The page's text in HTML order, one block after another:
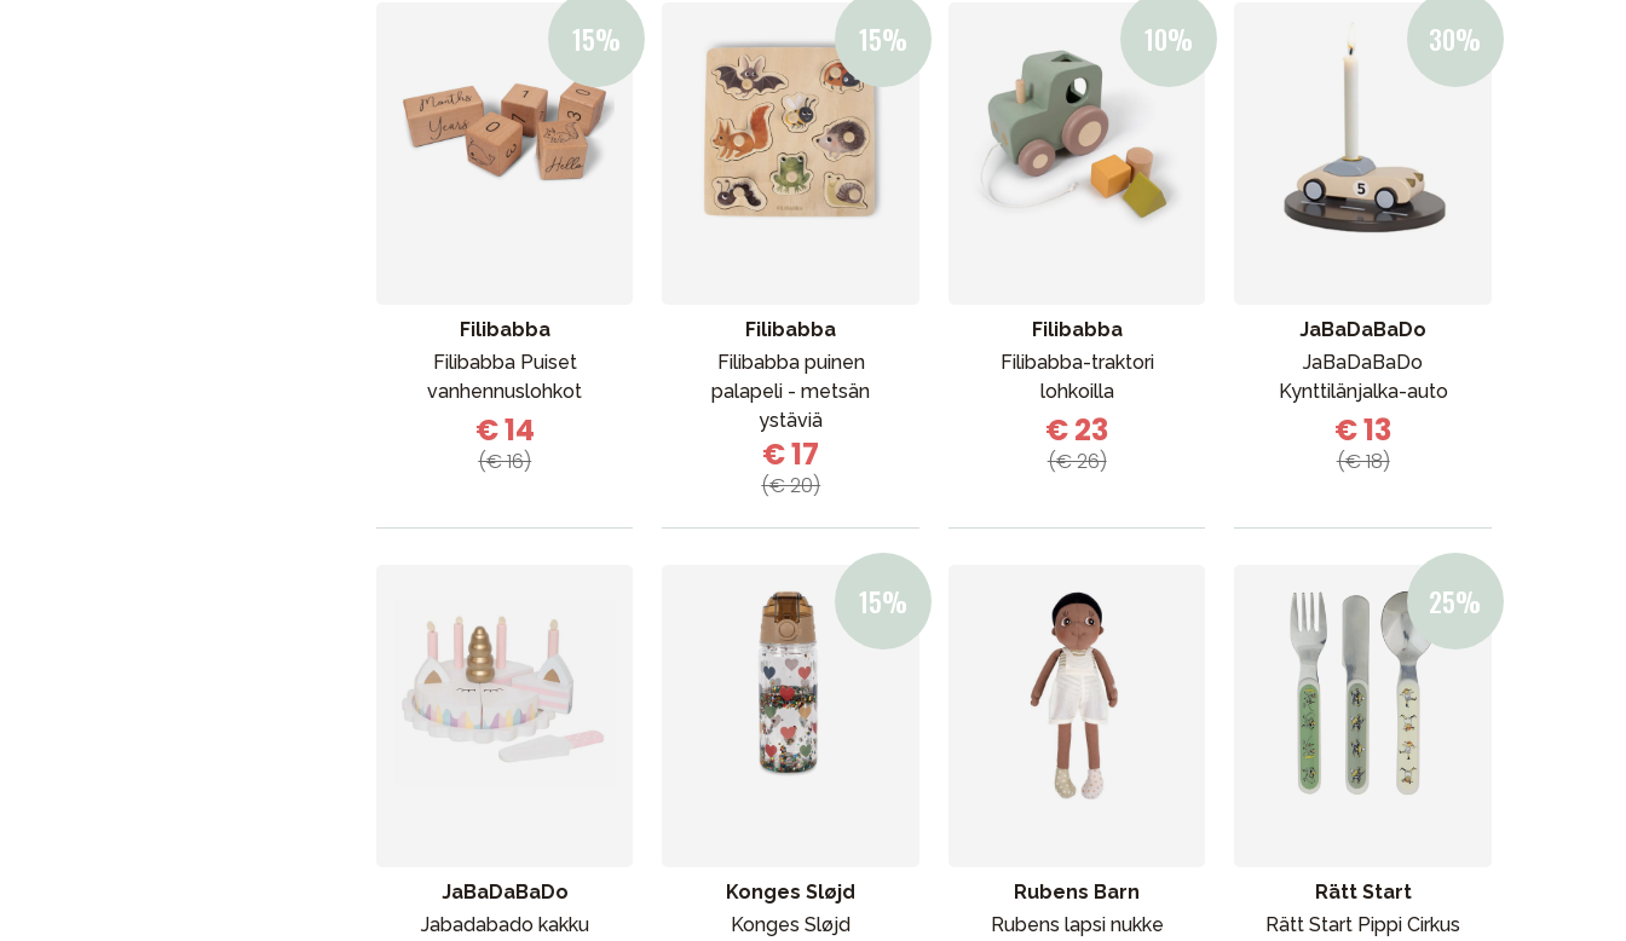
Filibabba
Filibabba Puiset
vanhennuslohkot
€ 14
(€ 16)
Filibabba
Filibabba puinen
palapeli - metsän
ystäviä
€ 17
(€ 20)
Filibabba
Filibabba-traktori
lohkoilla
€ 23
(€ 26)
JaBaDaBaDo
JaBaDaBaDo
Kynttilänjalka-auto
€ 13
(€ 18)
JaBaDaBaDo
Jabadabado kakku
Konges Sløjd
Konges Sløjd
Rubens Barn
Rubens lapsi nukke
Rätt Start
Rätt Start Pippi Cirkus